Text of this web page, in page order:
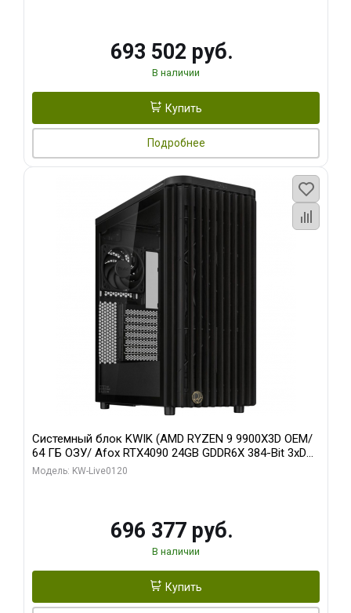
693 502 руб.
В наличии
Купить
Подробнее
Системный блок KWIK (AMD RYZEN 9 9900X3D OEM/
64 ГБ ОЗУ/ Afox RTX4090 24GB GDDR6X 384-Bit 3xDP
HDMI ATX Turbo/ 1 ТБ SSD)
Модель: KW-Live0120
696 377 руб.
В наличии
Купить